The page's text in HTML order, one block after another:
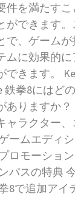
件を満たす
ができます
で、ゲーム
ムに効果的に
できます。
鉄拳8にはど
ありますか？
ャラクター
ームエディ
ロモーショ
パスの特典
8で追加アイ